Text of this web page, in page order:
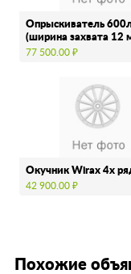
Опрыскиватель
(ширина захвата 12
77 500.00 ₽
Окучник Wirax 4х
42 900.00 ₽
Похожие